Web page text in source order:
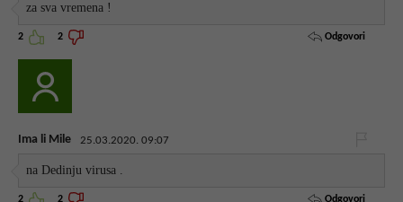
za sva vremena !
2 2 Odgovori
Ima li Mile 25.03.2020. 09:07
na Dedinju virusa .
2 2 Odgovori